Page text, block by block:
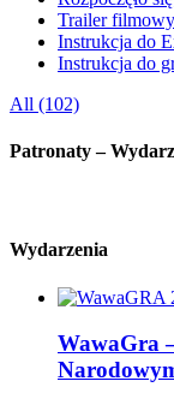
Trailer
Instrukcja do
Instrukcja do
All (102)
Patronaty –
Wydarzenia
WawaGra